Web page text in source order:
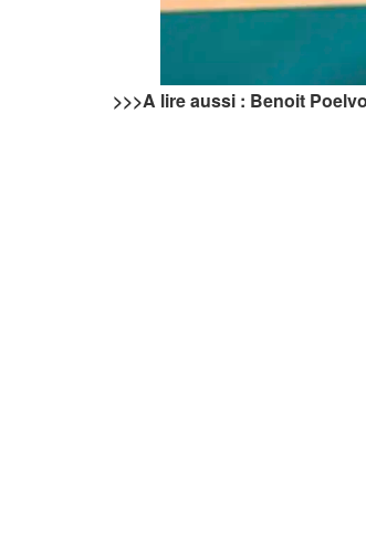
>>>A lire aussi : Benoit